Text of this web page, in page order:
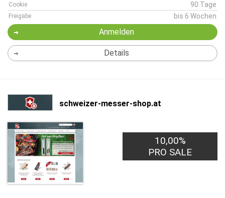
Cookie 90 Tage
Freigabe bis 6 Wochen
Anmelden
Details
schweizer-messer-shop.at
10,00%
PRO SALE